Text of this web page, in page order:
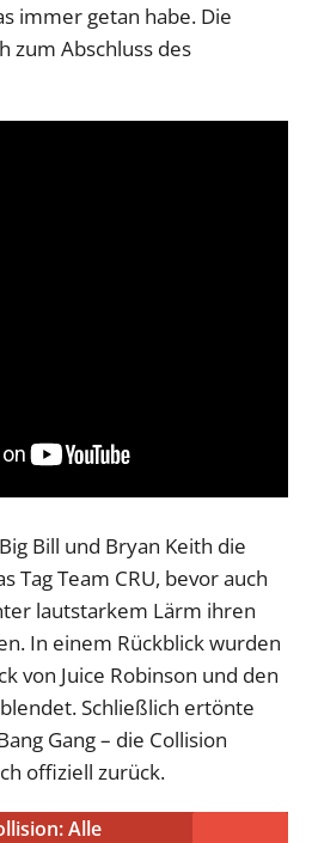
immer getan habe. Die
zum Abschluss des
Bill und Bryan Keith die
Tag Team CRU, bevor auch
lautstarkem Lärm ihren
In einem Rückblick wurden
von Juice Robinson und den
Schließlich ertönte
Gang – die Collision
offiziell zurück.
Alle